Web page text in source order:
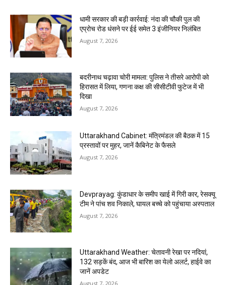
धामी सरकार की बड़ी कार्रवाई: नंदा की चौकी पुल की
एप्राेच रोड धंसने पर ईई समेत 3 इंजीनियर निलंबित
August 7, 2026
बदरीनाथ चढ़ावा चोरी मामला: पुलिस ने तीसरे आरोपी को
हिरासत में लिया, गणना कक्ष की सीसीटीवी फुटेज में भी
दिखा
August 7, 2026
Uttarakhand Cabinet: मंत्रिमंडल की बैठक में 15
प्रस्तावों पर मुहर, जानें कैबिनेट के फैसले
August 7, 2026
Devprayag: कुंडाधार के समीप खाई में गिरी कार, रेसक्यू
टीम ने पांच शव निकाले, घायल बच्चे को पहुंचाया अस्पताल
August 7, 2026
Uttarakhand Weather: चेतावनी रेखा पर नदियां,
132 सड़कें बंद, आज भी बारिश का येलो अलर्ट, हाईवे का
जानें अपडेट
August 7, 2026